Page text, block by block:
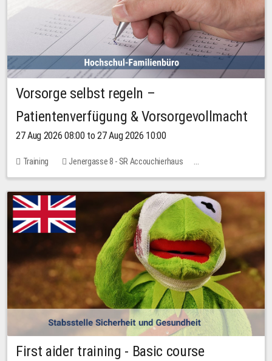
Vorsorge selbst regeln –
Patientenverfügung & Vorsorgevollmacht
27 Aug 2026 08:00 to 27 Aug 2026 10:00
Training
Jenergasse 8 - SR Accouchierhaus
No free places
First aider training - Basic course